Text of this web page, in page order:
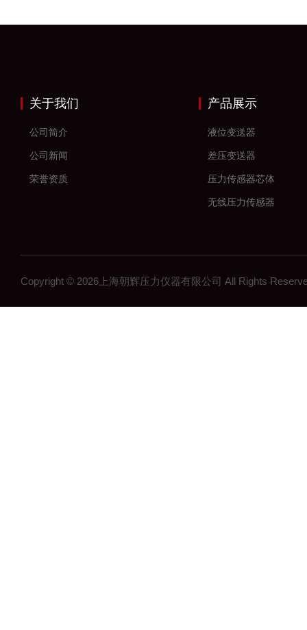
关于我们
公司简介
公司新闻
荣誉资质
产品展示
液位变送器
差压变送器
压力传感器芯体
无线压力传感器
Copyright © 2026上海朝辉压力仪器有限公司 All Rights